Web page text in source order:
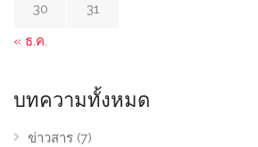
30
31
« ธ.ค.
บทความทั้งหมด
ข่าวสาร (7)